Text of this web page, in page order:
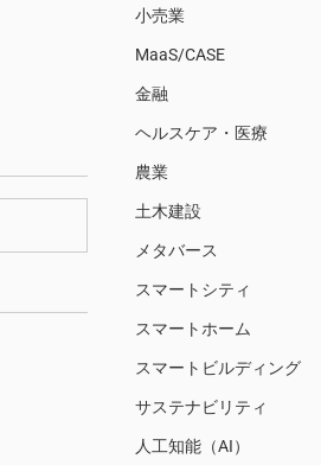
小売業
MaaS/CASE
金融
ヘルスケア・医療
農業
土木建設
メタバース
スマートシティ
スマートホーム
スマートビルディング
サステナビリティ
人工知能（AI）